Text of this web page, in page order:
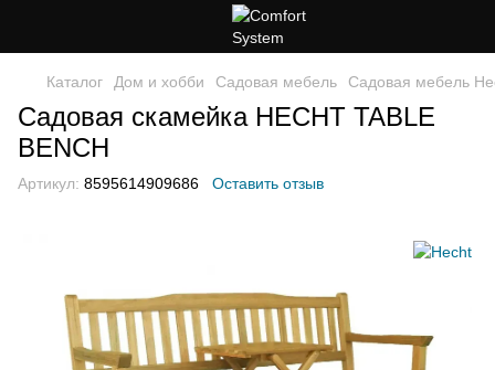
Каталог Дом и хобби Садовая мебель Садовая мебель
Садовая скамейка HECHT TABLE
BENCH
Артикул: 8595614909686 Оставить отзыв